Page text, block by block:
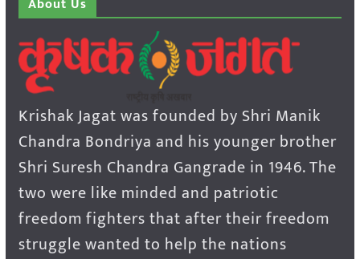
About Us
Krishak Jagat was founded by Shri Manik
Chandra Bondriya and his younger brother
Shri Suresh Chandra Gangrade in 1946. The
two were like minded and patriotic
freedom fighters that after their freedom
struggle wanted to help the nations